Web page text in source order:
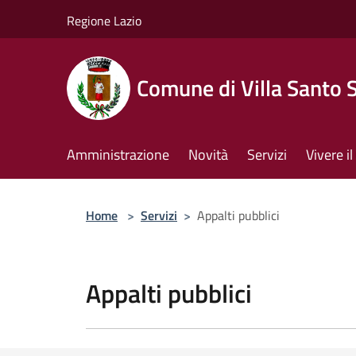
Regione Lazio
Comune di Villa Santo
Amministrazione Novità Servizi Vivere
Home > Servizi > Appalti pubblici
Appalti pubblici